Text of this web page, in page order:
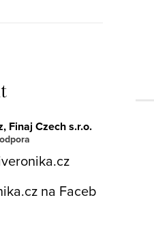
Finaj Czech s.r.o.
na Faceb